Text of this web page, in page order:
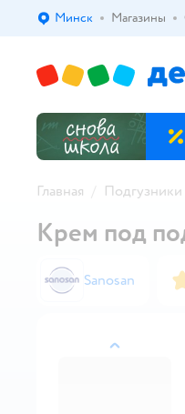
Выбор адреса
Минск Магазины
Главная Подгузники
назад
Крем под
Sanosan